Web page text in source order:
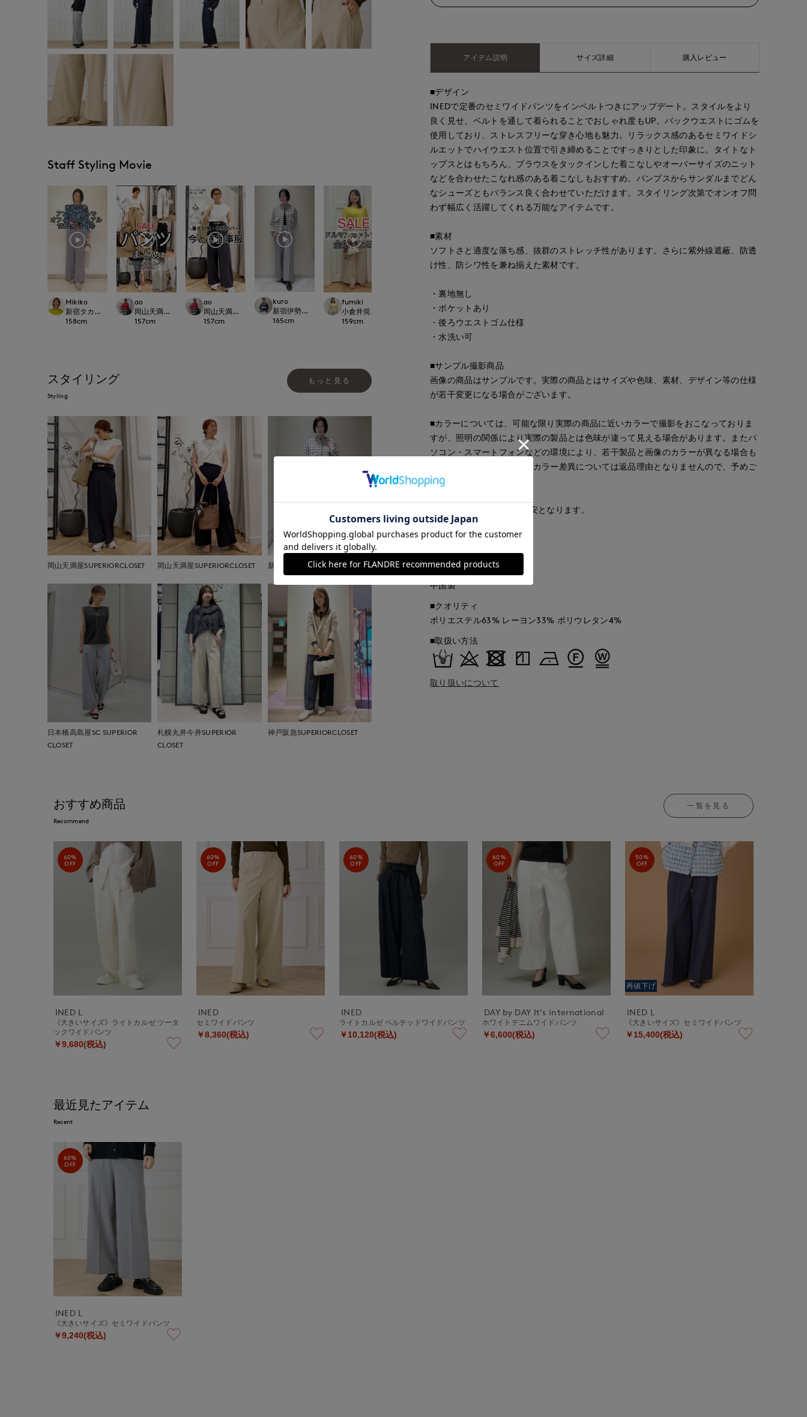
Staff Styling Movie
Mikiko
新宿タカシマヤSUPERIOR CLOSET
158cm
ao
岡山天満屋SUPERIORCLOSET
157cm
ao
岡山天満屋SUPERIORCLOSET
157cm
kuro
新宿伊勢丹SUPERIOR CLOSET
165cm
fumiki
小倉井筒屋SUPERIOR CLOSET
159cm
神戸阪急SUPERIORCLOSET札幌丸井今井SUPERIOR CLOSET
157 cm
スタイリング
Styling
もっと見る
岡山天満屋SUPERIORCLOSET 岡山天満屋SUPERIORCLOSET 新宿伊勢丹SUPERIOR CLOSET
日本橋高島屋SC SUPERIOR
CLOSET
札幌丸井今井SUPERIOR
CLOSET
神戸阪急SUPERIORCLOSET
アイテム説明 サイズ詳細 購入レビュー
■デザイン
INEDで定番のセミワイドパンツをインベルトつきにアップデート。スタイルをより
良く見せ、ベルトを通して着られることでおしゃれ度もUP。バックウエストにゴムを
使用しており、ストレスフリーな穿き心地も魅力。リラックス感のあるセミワイドシ
ルエットでハイウエスト位置で引き締めることですっきりとした印象に。タイトなト
ップスとはもちろん、ブラウスをタックインした着こなしやオーバーサイズのニット
などを合わせたこなれ感のある着こなしもおすすめ。パンプスからサンダルまでどん
なシューズともバランス良く合わせていただけます。スタイリング次第でオンオフ問
わず幅広く活躍してくれる万能なアイテムです。
■素材
ソフトさと適度な落ち感、抜群のストレッチ性があります。さらに紫外線遮蔽、防透
け性、防シワ性を兼ね揃えた素材です。
・裏地無し
・ポケットあり
・後ろウエストゴム仕様
・水洗い可
■サンプル撮影商品
画像の商品はサンプルです。実際の商品とはサイズや色味、素材、デザイン等の仕様
が若干変更になる場合がございます。
■カラーについては、可能な限り実際の商品に近いカラーで撮影をおこなっておりま
すが、照明の関係により実際の製品とは色味が違って見える場合があります。またパ
ソコン・スマートフォンなどの環境により、若干製品と画像のカラーが異なる場合も
ございます。現物と画像のカラー差異については返品理由となりませんので、予めご
了承ください。
■サイズ表記はあくまで目安となります。
■品番
■原産国
中国製
■クオリティ
ポリエステル63% レーヨン33% ポリウレタン4%
■取扱い方法
取り扱いについて
おすすめ商品
Recommend
一覧を見る
60%
OFF
INED L
《大きいサイズ》ライトカルゼ ツータ
ックワイドパンツ
￥9,680(税込)
60%
OFF
INED
セミワイドパンツ
￥8,360(税込)
60%
OFF
INED
ライトカルゼ ベルテッドワイドパンツ
￥10,120(税込)
60%
OFF
DAY by DAY It's international
ホワイトデニムワイドパンツ
￥6,600(税込)
50%
OFF
再値下げ
INED L
《大きいサイズ》セミワイドパンツ
￥15,400(税込)
最近見たアイテム
Recent
60%
OFF
INED L
《大きいサイズ》セミワイドパンツ
￥9,240(税込)